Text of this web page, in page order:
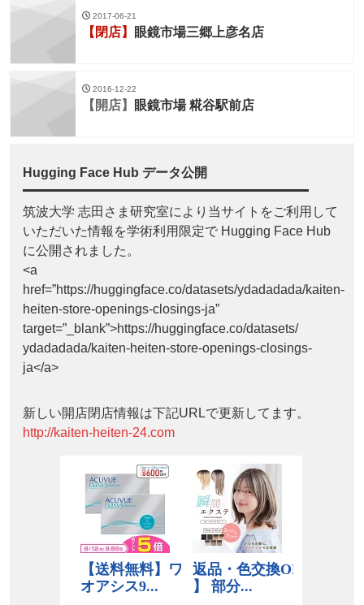
2017-06-21
【閉店】 眼鏡市場三郷上彦名店
2016-12-22
【開店】 眼鏡市場 糀谷駅前店
Hugging Face Hub データ公開
筑波大学 志田さま研究室により当サイトをご利用して
いただいた情報を学術利用限定で Hugging Face Hub
に公開されました。
<a
href=”https://huggingface.co/datasets/ydadadada/kaiten-
heiten-store-openings-closings-ja”
target=”_blank”>https://huggingface.co/datasets/
ydadadada/kaiten-heiten-store-openings-closings-
ja</a>
新しい開店閉店情報は下記URLで更新してます。
http://kaiten-heiten-24.com